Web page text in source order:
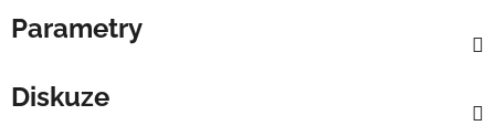
Parametry
Diskuze